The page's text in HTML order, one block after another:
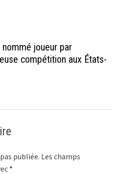
joueur par
compétition aux États-
publiée. Les champs
*